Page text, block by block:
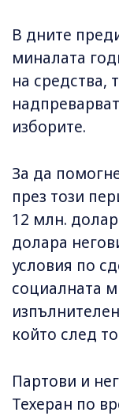
В дните
миналата
на средства,
изборите.
За да
през този
12 млн.
долара
условия по
социалната
който след
Партови и
Техеран по